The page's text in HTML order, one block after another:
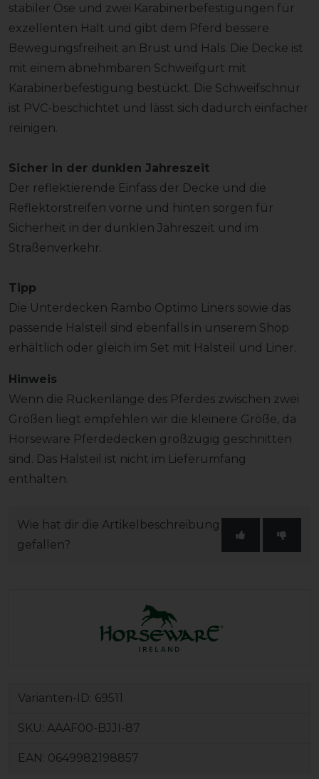
stabiler Öse und zwei Karabinerbefestigungen für
exzellenten Halt und gibt dem Pferd bessere
Bewegungsfreiheit an Brust und Hals. Die Decke ist
mit einem abnehmbaren Schweifgurt mit
Karabinerbefestigung bestückt. Die Schweifschnur
ist PVC-beschichtet und lässt sich dadurch einfacher
reinigen.
Sicher in der dunklen Jahreszeit
Der reflektierende Einfass der Decke und die
Reflektorstreifen vorne und hinten sorgen für
Sicherheit in der dunklen Jahreszeit und im
Straßenverkehr.
Tipp
Die Unterdecken Rambo Optimo Liners sowie das
passende Halsteil sind ebenfalls in unserem Shop
erhältlich oder gleich im Set mit Halsteil und Liner.
Hinweis
Wenn die Rückenlänge des Pferdes zwischen zwei
Größen liegt empfehlen wir die kleinere Größe, da
Horseware Pferdedecken großzügig geschnitten
sind. Das Halsteil ist nicht im Lieferumfang
enthalten.
Wie hat dir die Artikelbeschreibung
gefallen?
Varianten-ID: 69511
SKU: AAAF00-BJJI-87
EAN: 0649982198857